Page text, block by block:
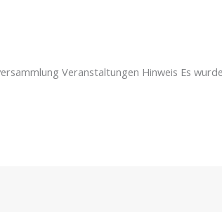
Veranstaltungen Hinweis Es